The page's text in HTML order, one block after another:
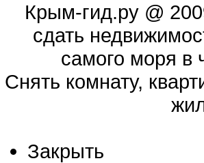
Крым-гид.ру@
сдать
самого моря в
Cнять комнату,
Закрыть